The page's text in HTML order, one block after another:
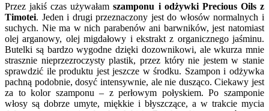
Przez jakiś czas używałamszamponu i odżywki Precious Oils z
Timotei. Jeden i drugi przeznaczony jest do włosów normalnych i
suchych. Nie ma w nich parabenów ani barwników, jest natomiast
olej arganowy, olej migdałowy i ekstrakt z organicznego jaśminu.
Butelki są bardzo wygodne dzięki dozownikowi, ale wkurza mnie
strasznie nieprzezroczysty plastik, przez który nie jestem w stanie
sprawdzić ile produktu jest jeszcze w środku. Szampon i odżywka
pachną podobnie, dosyć intensywnie, ale nie dusząco. Ciekawy jest
za to kolor szamponu – z perłowym połyskiem. Po szamponie
włosy są dobrze umyte, miękkie i błyszczące, a w trakcie mycia